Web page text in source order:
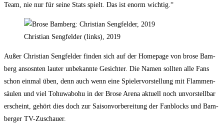
Team, nie nur für sei­ne Stats spielt. Das ist enorm wichtig.“
Chris­ti­an Seng­fel­der (links), 2019
Außer Chris­ti­an Seng­fel­der fin­den sich auf der Home­page von bro­se Bam­
berg ansosn­ten lau­ter unbe­kann­te Gesich­ter. Die Namen soll­ten alle Fans
schon ein­mal üben, denn auch wenn eine Spie­ler­vor­stel­lung mit Flam­men­
säu­len und viel Tohu­wa­bo­hu in der Bro­se Are­na aktu­ell noch unvor­stell­bar
erscheint, gehört dies doch zur Sai­son­vor­be­rei­tung der Fan­blocks und Bam­
ber­ger TV-Zuschauer.